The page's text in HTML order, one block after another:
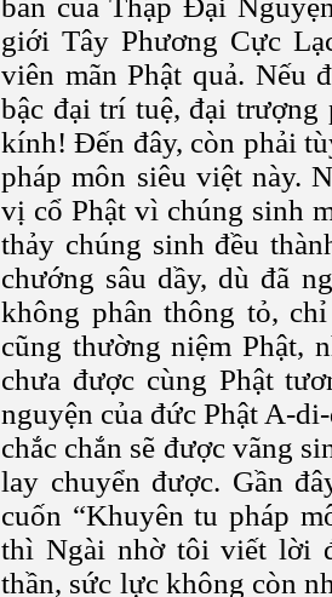
bàn của Thập Đại
giới Tây Phương Cực
viên mãn Phật quả. Nếu
bậc đại trí tuệ, đại
kính! Đến đây, còn phải
pháp môn siêu việt này.
vị cổ Phật vì chúng sinh
thảy chúng sinh đều
chướng sâu dầy, dù đã
không phân thông tỏ,
cũng thường niệm Phật,
chưa được cùng Phật
nguyện của đức Phật A-
chắc chắn sẽ được vãng
lay chuyển được. Gần
cuốn “Khuyên tu pháp
thì Ngài nhờ tôi viết lời
thần, sức lực không còn